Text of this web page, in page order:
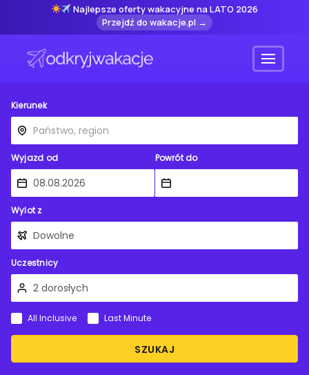
Najlepsze oferty wakacyjne na LATO 2026
Przejdź do wakacje.pl →
Menu
Kierunek
Wyjazd od Powrót do
Wylot z
Uczestnicy
SZUKAJ
All Inclusive Last Minute